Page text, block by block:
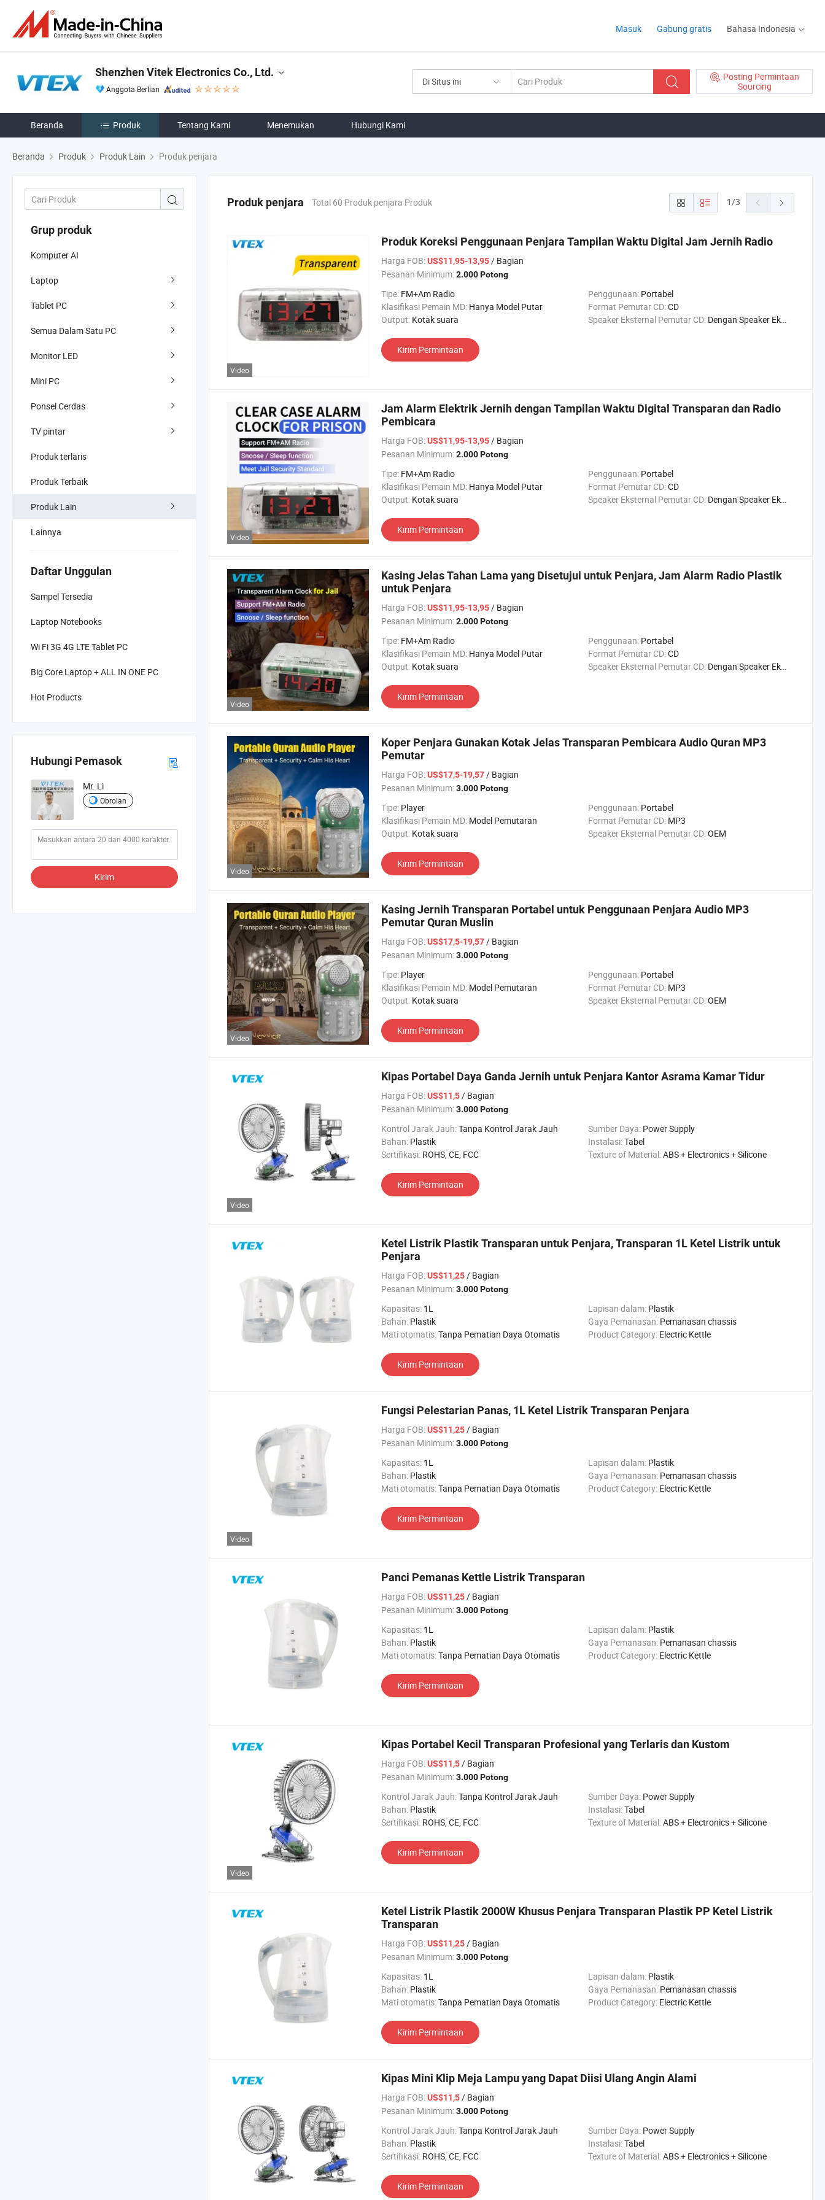
Masuk Gabung gratis Bahasa Indonesia
Di Situs ini
Posting Permintaan
Sourcing
Shenzhen Vitek Electronics Co., Ltd.
Anggota Berlian
Beranda Produk Tentang Kami Menemukan Hubungi Kami
Beranda Produk Produk Lain Produk penjara
Grup produk
Komputer AI
Laptop
Tablet PC
Semua Dalam Satu PC
Monitor LED
Mini PC
Ponsel Cerdas
TV pintar
Produk terlaris
Produk Terbaik
Produk Lain
Lainnya
Daftar Unggulan
Sampel Tersedia
Laptop Notebooks
Wi Fi 3G 4G LTE Tablet PC
Big Core Laptop + ALL IN ONE PC
Hot Products
Hubungi Pemasok
Mr. Li
Obrolan
Kirim
Produk penjara Total 60 Produk penjara Produk 1/3
Video
Produk Koreksi Penggunaan Penjara Tampilan Waktu Digital Jam Jernih Radio
Harga FOB:US$11,95-13,95/ Bagian
Pesanan Minimum:2.000 Potong
Tipe: FM+Am Radio Penggunaan: Portabel
Klasifikasi Pemain MD: Hanya Model Putar Format Pemutar CD:CD
Output: Kotak suara Speaker Eksternal Pemutar CD: Dengan Speaker Eksternal Pemutar CD
Kirim Permintaan
Video
Jam Alarm Elektrik Jernih dengan Tampilan Waktu Digital Transparan dan Radio
Pembicara
Harga FOB:US$11,95-13,95/ Bagian
Pesanan Minimum:2.000 Potong
Tipe: FM+Am Radio Penggunaan: Portabel
Klasifikasi Pemain MD: Hanya Model Putar Format Pemutar CD:CD
Output: Kotak suara Speaker Eksternal Pemutar CD: Dengan Speaker Eksternal Pemutar CD
Kirim Permintaan
Video
Kasing Jelas Tahan Lama yang Disetujui untuk Penjara, Jam Alarm Radio Plastik
untuk Penjara
Harga FOB:US$11,95-13,95/ Bagian
Pesanan Minimum:2.000 Potong
Tipe: FM+Am Radio Penggunaan: Portabel
Klasifikasi Pemain MD: Hanya Model Putar Format Pemutar CD:CD
Output: Kotak suara Speaker Eksternal Pemutar CD: Dengan Speaker Eksternal Pemutar CD
Kirim Permintaan
Video
Koper Penjara Gunakan Kotak Jelas Transparan Pembicara Audio Quran MP3
Pemutar
Harga FOB:US$17,5-19,57/ Bagian
Pesanan Minimum:3.000 Potong
Tipe: Player Penggunaan: Portabel
Klasifikasi Pemain MD: Model Pemutaran Format Pemutar CD: MP3
Output: Kotak suara Speaker Eksternal Pemutar CD:OEM
Kirim Permintaan
Video
Kasing Jernih Transparan Portabel untuk Penggunaan Penjara Audio MP3
Pemutar Quran Muslin
Harga FOB:US$17,5-19,57/ Bagian
Pesanan Minimum:3.000 Potong
Tipe: Player Penggunaan: Portabel
Klasifikasi Pemain MD: Model Pemutaran Format Pemutar CD: MP3
Output: Kotak suara Speaker Eksternal Pemutar CD:OEM
Kirim Permintaan
Video
Kipas Portabel Daya Ganda Jernih untuk Penjara Kantor Asrama Kamar Tidur
Harga FOB:US$11,5/ Bagian
Pesanan Minimum:3.000 Potong
Kontrol Jarak Jauh:Tanpa Kontrol Jarak Jauh Sumber Daya: Power Supply
Bahan: Plastik Instalasi:Tabel
Sertifikasi: ROHS, CE, FCC Texture of Material:ABS + Electronics + Silicone
Kirim Permintaan
Ketel Listrik Plastik Transparan untuk Penjara, Transparan 1L Ketel Listrik untuk
Penjara
Harga FOB:US$11,25/ Bagian
Pesanan Minimum:3.000 Potong
Kapasitas: 1L Lapisan dalam: Plastik
Bahan: Plastik Gaya Pemanasan: Pemanasan chassis
Mati otomatis:Tanpa Pematian Daya Otomatis Product Category: Electric Kettle
Kirim Permintaan
Video
Fungsi Pelestarian Panas, 1L Ketel Listrik Transparan Penjara
Harga FOB:US$11,25/ Bagian
Pesanan Minimum:3.000 Potong
Kapasitas: 1L Lapisan dalam: Plastik
Bahan: Plastik Gaya Pemanasan: Pemanasan chassis
Mati otomatis:Tanpa Pematian Daya Otomatis Product Category: Electric Kettle
Kirim Permintaan
Panci Pemanas Kettle Listrik Transparan
Harga FOB:US$11,25/ Bagian
Pesanan Minimum:3.000 Potong
Kapasitas: 1L Lapisan dalam: Plastik
Bahan: Plastik Gaya Pemanasan: Pemanasan chassis
Mati otomatis:Tanpa Pematian Daya Otomatis Product Category: Electric Kettle
Kirim Permintaan
Video
Kipas Portabel Kecil Transparan Profesional yang Terlaris dan Kustom
Harga FOB:US$11,5/ Bagian
Pesanan Minimum:3.000 Potong
Kontrol Jarak Jauh:Tanpa Kontrol Jarak Jauh Sumber Daya: Power Supply
Bahan: Plastik Instalasi:Tabel
Sertifikasi: ROHS, CE, FCC Texture of Material:ABS + Electronics + Silicone
Kirim Permintaan
Ketel Listrik Plastik 2000W Khusus Penjara Transparan Plastik PP Ketel Listrik
Transparan
Harga FOB:US$11,25/ Bagian
Pesanan Minimum:3.000 Potong
Kapasitas: 1L Lapisan dalam: Plastik
Bahan: Plastik Gaya Pemanasan: Pemanasan chassis
Mati otomatis:Tanpa Pematian Daya Otomatis Product Category: Electric Kettle
Kirim Permintaan
Kipas Mini Klip Meja Lampu yang Dapat Diisi Ulang Angin Alami
Harga FOB:US$11,5/ Bagian
Pesanan Minimum:3.000 Potong
Kontrol Jarak Jauh:Tanpa Kontrol Jarak Jauh Sumber Daya: Power Supply
Bahan: Plastik Instalasi:Tabel
Sertifikasi: ROHS, CE, FCC Texture of Material:ABS + Electronics + Silicone
Kirim Permintaan